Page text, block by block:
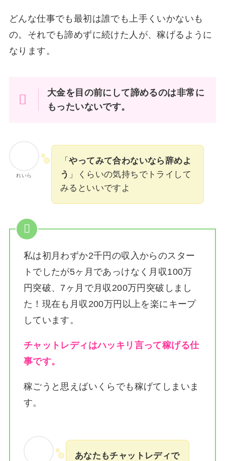
どんな仕事でも最初は誰でも上手くいかないも
の。それでも諦めずに続けた人が、稼げるように
なります。
大金を目の前にして諦めるのは非常に
もったいないです。
れいら
「やってみて合わないなら辞めよ
う 」くらいの気持ちでトライして
みるといいですよ
私は初月わずか2千円の収入からのスター
トでしたが5ヶ月であっけなく月収100万
円突破、7ヶ月で月収200万円突破しまし
た！ 現在も月収200万円以上を楽にキープ
しています。
チャットレディはハッキリ言って稼げる仕
事です。
稼ごうと思えばいくらでも稼げてしまいま
す。
あなたもチャットレディで